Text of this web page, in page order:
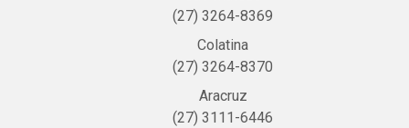
(27) 3264-8369
Colatina
(27) 3264-8370
Aracruz
(27) 3111-6446